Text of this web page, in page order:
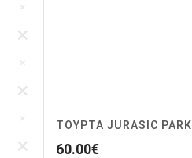
ΤΟΎΡΤΑ JURASIC PARK
60.00€